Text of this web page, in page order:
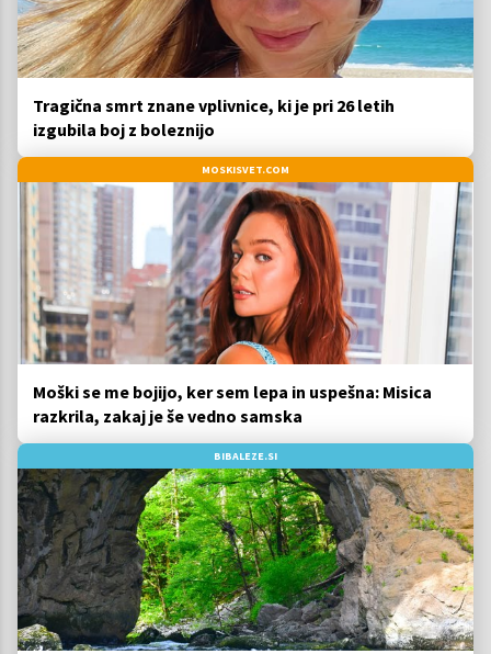
Tragična smrt znane vplivnice, ki je pri 26 letih
izgubila boj z boleznijo
MOSKISVET.COM
Moški se me bojijo, ker sem lepa in uspešna: Misica
razkrila, zakaj je še vedno samska
BIBALEZE.SI